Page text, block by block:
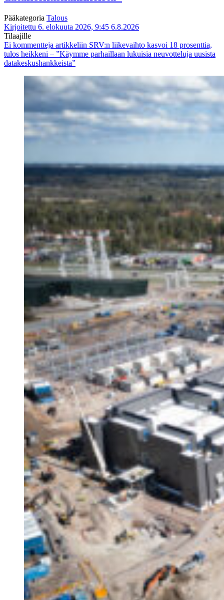
Pääkategoria Talous
Kirjoitettu 6. elokuuta 2026, 9:45 6.8.2026
Tilaajille
Ei kommentteja artikkeliin SRV:n liikevaihto kasvoi 18 prosenttia,
tulos heikkeni – ”Käymme parhaillaan lukuisia neuvotteluja uusista
datakeskushankkeista”